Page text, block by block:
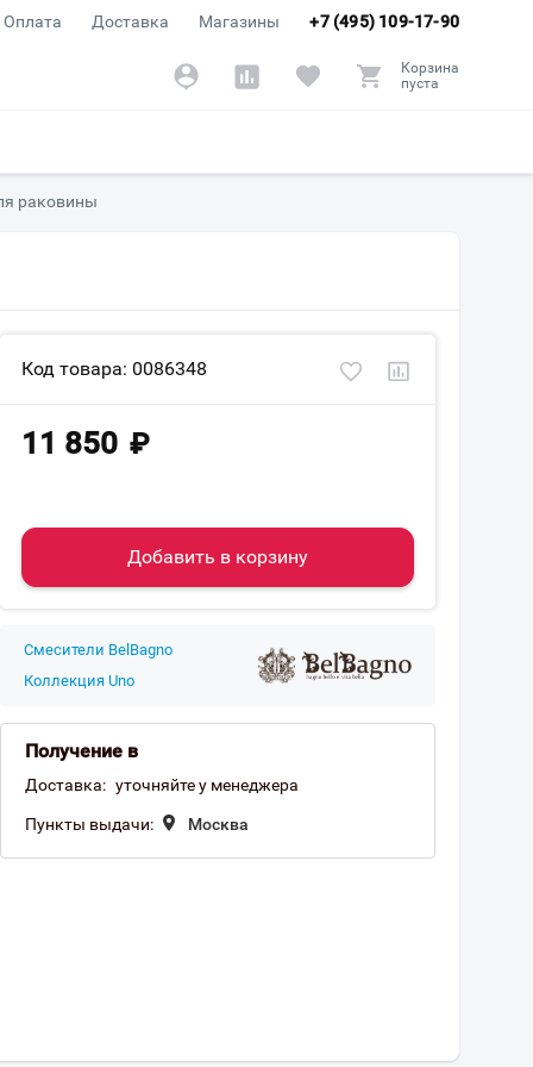
+7 (495) 109-17-90
Оплата Доставка Магазины
Корзина
пуста
раковины
Код товара: 0086348
11 850 ₽
Добавить в корзину
Смесители BelBagno
Коллекция Uno
Получение в
Доставка: уточняйте у менеджера
Пункты выдачи: Москва